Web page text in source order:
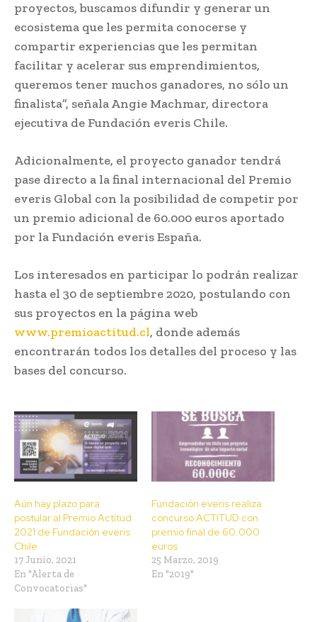
proyectos, buscamos difundir y generar un
ecosistema que les permita conocerse y
compartir experiencias que les permitan
facilitar y acelerar sus emprendimientos,
queremos tener muchos ganadores, no sólo un
finalista”, señala Angie Machmar, directora
ejecutiva de Fundación everis Chile.
Adicionalmente, el proyecto ganador tendrá
pase directo a la final internacional del Premio
everis Global con la posibilidad de competir por
un premio adicional de 60.000 euros aportado
por la Fundación everis España.
Los interesados en participar lo podrán realizar
hasta el 30 de septiembre 2020, postulando con
sus proyectos en la página web
www.premioactitud.cl, donde además
encontrarán todos los detalles del proceso y las
bases del concurso.
Aún hay plazo para
postular al Premio Actitud
2021 de Fundación everis
Chile
17 Junio, 2021
En "Alerta de
Convocatorias"
Fundación everis realiza
concurso ACTITUD con
premio final de 60.000
euros
25 Marzo, 2019
En "2019"